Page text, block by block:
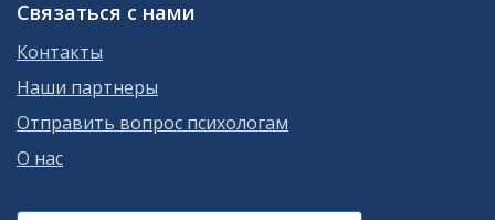
Связаться с нами
Контакты
Наши партнеры
Отправить вопрос психологам
О нас